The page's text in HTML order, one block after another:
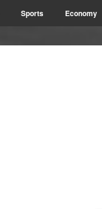
Sports Economy